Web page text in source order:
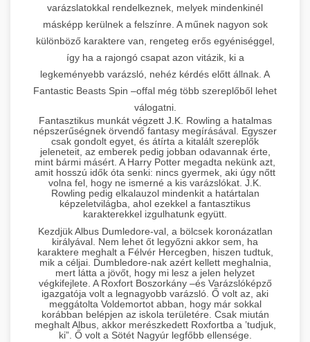
varázslatokkal rendelkeznek, melyek mindenkinél
másképp kerülnek a felszínre. A műnek nagyon sok
különböző karaktere van, rengeteg erős egyéniséggel,
így ha a rajongó csapat azon vitázik, ki a
legkeményebb varázsló, nehéz kérdés előtt állnak. A
Fantastic Beasts Spin –offal még több szereplőből lehet
válogatni.
Fantasztikus munkát végzett J.K. Rowling a hatalmas
népszerűségnek örvendő fantasy megírásával. Egyszer
csak gondolt egyet, és átírta a kitalált szereplők
jeleneteit, az emberek pedig jobban odavannak érte,
mint bármi másért. A Harry Potter megadta nekünk azt,
amit hosszú idők óta senki: nincs gyermek, aki úgy nőtt
volna fel, hogy ne ismerné a kis varázslókat. J.K.
Rowling pedig elkalauzol mindenkit a határtalan
képzeletvilágba, ahol ezekkel a fantasztikus
karakterekkel izgulhatunk együtt.
Kezdjük Albus Dumledore-val, a bölcsek koronázatlan
királyával. Nem lehet őt legyőzni akkor sem, ha
karaktere meghalt a Félvér Hercegben, hiszen tudtuk,
mik a céljai. Dumbledore-nak azért kellett meghalnia,
mert látta a jövőt, hogy mi lesz a jelen helyzet
végkifejlete. A Roxfort Boszorkány –és Varázslóképző
igazgatója volt a legnagyobb varázsló. Ő volt az, aki
meggátolta Voldemortot abban, hogy már sokkal
korábban belépjen az iskola területére. Csak miután
meghalt Albus, akkor merészkedett Roxfortba a ’tudjuk,
ki”. Ő volt a Sötét Nagyúr legfőbb ellensége.